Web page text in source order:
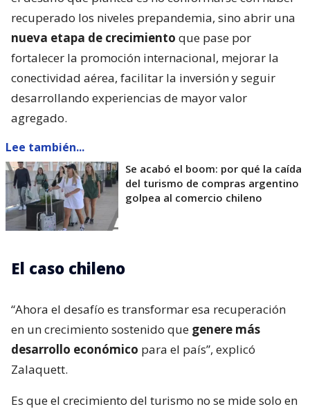
recuperado los niveles prepandemia, sino abrir una
nueva etapa de crecimiento que pase por
fortalecer la promoción internacional, mejorar la
conectividad aérea, facilitar la inversión y seguir
desarrollando experiencias de mayor valor
agregado.
Lee también...
Se acabó el boom: por qué la caída
del turismo de compras argentino
golpea al comercio chileno
El caso chileno
“Ahora el desafío es transformar esa recuperación
en un crecimiento sostenido que genere más
desarrollo económico para el país”, explicó
Zalaquett.
Es que el crecimiento del turismo no se mide solo en